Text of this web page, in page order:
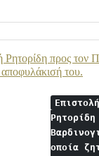
προς τον
αποφυλάκισή του.
οποία